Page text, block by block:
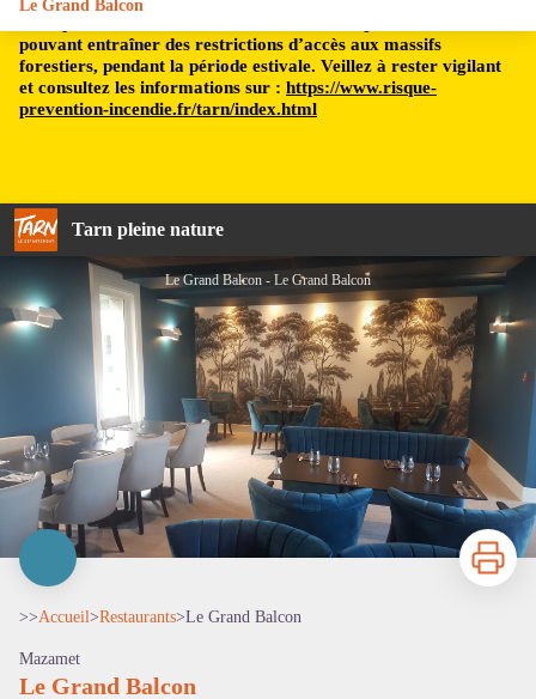
pouvant entraîner des restrictions d’accès aux massifs
forestiers, pendant la période estivale. Veillez à rester vigilant
et consultez les informations sur : https://www.risque-
prevention-incendie.fr/tarn/index.html
Tarn pleine nature
Le Grand Balcon
Le Grand Balcon - Le Grand Balcon
Imprimer
>>Accueil>Restaurants>Le Grand Balcon
Mazamet
Le Grand Balcon